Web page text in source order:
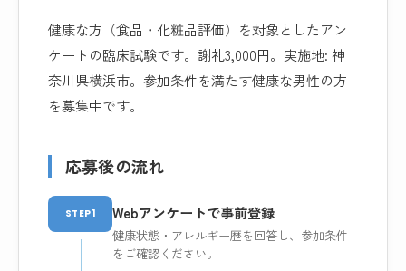
健康な方（食品・化粧品評価）を対象としたアン
ケートの臨床試験です。謝礼3,000円。実施地: 神
奈川県横浜市。参加条件を満たす健康な男性の方
を募集中です。
応募後の流れ
STEP1 Webアンケートで事前登録
健康状態・アレルギー歴を回答し、参加条件
をご確認ください。